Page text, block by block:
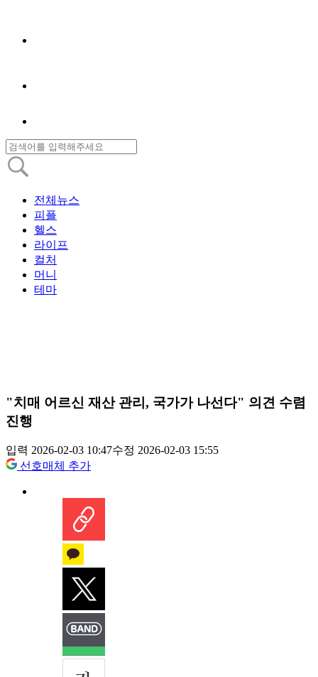
전체뉴스
피플
헬스
라이프
컬처
머니
테마
"치매 어르신 재산 관리, 국가가 나선다" 의견 수렴
진행
입력 2026-02-03 10:47수정 2026-02-03 15:55
선호매체 추가